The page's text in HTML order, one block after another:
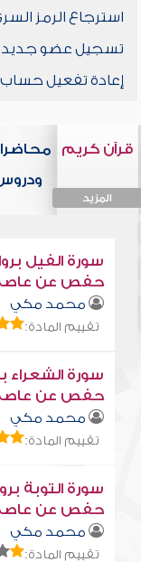
استرجاع الرمز
تسجيل عضو جديد
إعادة تفعيل حساب
قرآن كريم
المزيد
سورة الفيل
حفص عن
محمد مكي
تقييم المادة:
سورة الشعراء
حفص عن
محمد مكي
تقييم المادة:
سورة التوبة
حفص عن
محمد مكي
تقييم المادة: